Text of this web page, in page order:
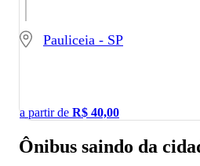
Pauliceia - SP
a partir de R$ 40,00
Ônibus saindo da